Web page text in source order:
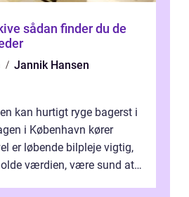
du de
Jannik Hansen
kan hurtigt ryge bagerst i
i København kører
er løbende bilpleje vigtig,
værdien, være sund at